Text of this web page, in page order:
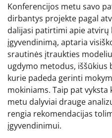
Konferencijos metu savo
dirbantys projekte pagal
dalijasi patirtimi apie atvirų
įgyvendinimą, aptaria
srautinės įtraukties
ugdymo metodus,
kurie padeda gerinti
mokiniams. Taip pat
metu dalyviai drauge
rengia rekomendacijas
įgyvendinimui.